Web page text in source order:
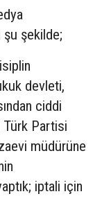
şu şekilde;
devleti,
ciddi
Türk Partisi
müdürüne
iptali için